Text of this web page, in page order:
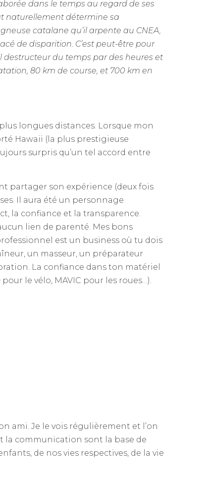
dans le temps au regard de ses
naturellement détermine sa
catalane qu’il arpente au CNEA,
de disparition. C’est peut-être pour
destructeur du temps par des heures et
80 km de course, et 700 km en
longues distances. Lorsque mon
Hawaii (la plus prestigieuse
surpris qu’un tel accord entre
partager son expérience (deux fois
Il aura été un personnage
la confiance et la transparence.
lien de parenté. Mes bons
est un business où tu dois
un masseur, un préparateur
La confiance dans ton matériel
le vélo, MAVIC pour les roues…).
ami. Je le vois régulièrement et l’on
la communication sont la base de
de nos vies respectives, de la vie